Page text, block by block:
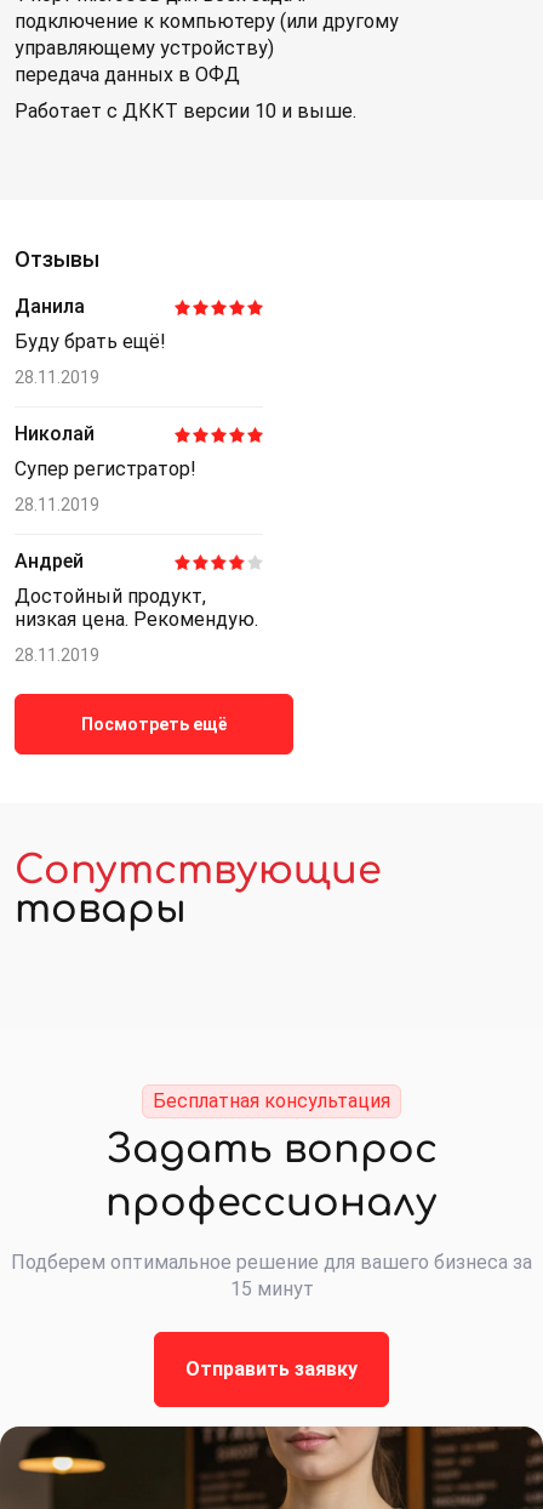
подключение к компьютеру (или другому
управляющему устройству)
передача данных в ОФД
Работает с ДККТ версии 10 и выше.
Отзывы
Данила
Буду брать ещё!
28.11.2019
Николай
Супер регистратор!
28.11.2019
Андрей
Достойный продукт,
низкая цена. Рекомендую.
28.11.2019
Посмотреть ещё
Сопутствующие
товары
Бесплатная консультация
Задать вопрос
профессионалу
Подберем оптимальное решение для вашего бизнеса за
15 минут
Отправить заявку